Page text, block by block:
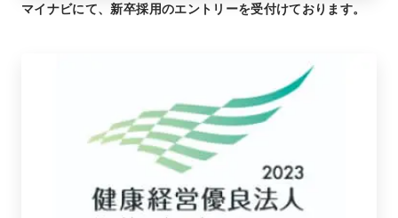
マイナビにて、新卒採用のエントリーを受付けております。